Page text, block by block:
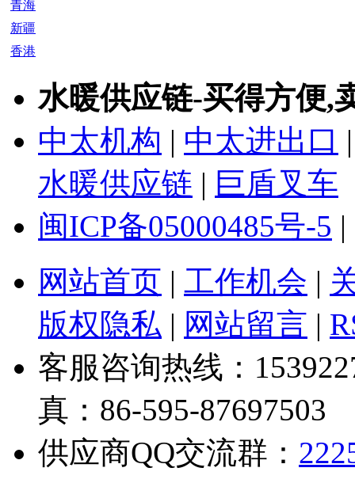
青海
新疆
香港
水暖供应链-买得方便,
中太机构 | 中太进出口
水暖供应链 | 巨盾叉车
闽ICP备05000485号-5
网站首页 | 工作机会 |
版权隐私 | 网站留言 |
客服咨询热线：
真：86-595-87697503
供应商QQ交流群：